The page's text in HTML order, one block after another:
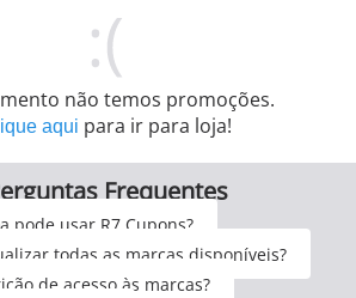
não temos promoções.
aqui para ir para loja!
Frequentes
pode usar R7 Cupons?
todas as marcas disponíveis?
de acesso às marcas?